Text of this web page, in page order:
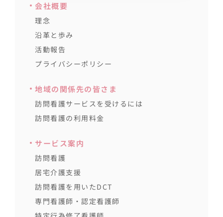
会社概要
理念
沿革と歩み
活動報告
プライバシーポリシー
地域の関係先の皆さま
訪問看護サービスを受けるには
訪問看護の利用料金
サービス案内
訪問看護
居宅介護支援
訪問看護を用いたDCT
専門看護師・認定看護師